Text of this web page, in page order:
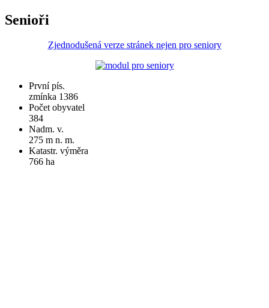
Senioři
Zjednodušená verze stránek nejen pro seniory
První pís.
zmínka 1386
Počet obyvatel
384
Nadm. v.
275 m n. m.
Katastr. výměra
766 ha